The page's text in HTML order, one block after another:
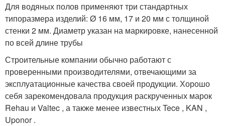
Для водяных полов применяют три стандартных
типоразмера изделий: Ø 16 мм, 17 и 20 мм с толщиной
стенки 2 мм. Диаметр указан на маркировке, нанесенной
по всей длине трубы
Строительные компании обычно работают с
проверенными производителями, отвечающими за
эксплуатационные качества своей продукции. Хорошо
себя зарекомендовала продукция раскрученных марок
Rehau и Valtec , а также менее известных Tece , KAN ,
Uponor .